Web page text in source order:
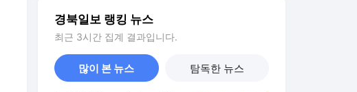
경북일보 랭킹 뉴스
최근 3시간 집계 결과입니다.
많이 본 뉴스 탐독한 뉴스